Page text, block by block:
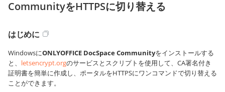
CommunityをHTTPSに切り替える
はじめに
WindowsにONLYOFFICE DocSpace Communityをインストールする
と、 letsencrypt.orgのサービスとスクリプトを使用して、CA署名付き
証明書を簡単に作成し、ポータルをHTTPSにワンコマンドで切り替える
ことができます。